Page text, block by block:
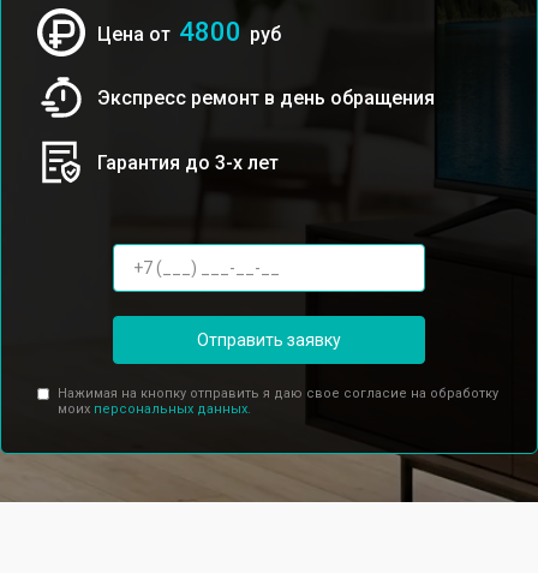
Цена от 4800 руб
Экспресс ремонт в день обращения
Гарантия до 3-х лет
Отправить заявку
Нажимая на кнопку отправить я даю свое согласие на обработку
моих персональных данных.